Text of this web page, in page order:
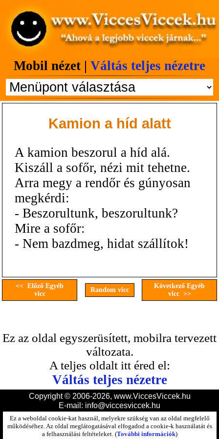
Mobil nézet | Váltás teljes nézetre
Kamion a híd alatt
A kamion beszorul a híd alá.
Kiszáll a sofőr, nézi mit tehetne.
Arra megy a rendőr és gúnyosan
megkérdi:
- Beszorultunk, beszorultunk?
Mire a sofőr:
- Nem bazdmeg, hidat szállítok!
<< Előző Egyéb
vicc
Random vicc
Következő Egyéb
vicc >>
Ez az oldal egyszerüsített, mobilra tervezett
változata.
A teljes oldalt itt éred el:
Váltás teljes nézetre
Copyright © 2006-2026, www.ViccesViccek.hu
E-mail: info@viccesviccek.hu
Ez a weboldal cookie-kat használ, melyekre szükség van az oldal megfelelő
működéséhez. Az oldal meglátogatásával elfogadod a cookie-k használatát és
a felhasználási feltételeket. (További információk)